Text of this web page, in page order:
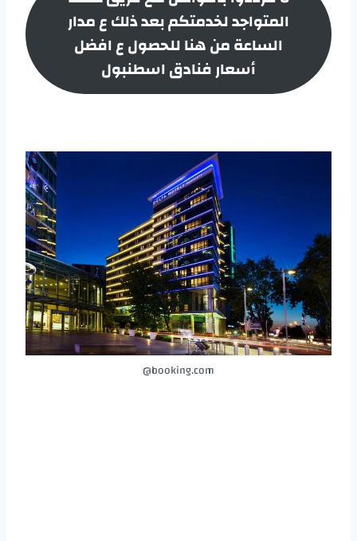
المتواجد لخدمتكم بعد ذلك ع مدار
الساعة من هنا للحصول ع افضل
أسعارفنادق اسطنبول
booking.com@